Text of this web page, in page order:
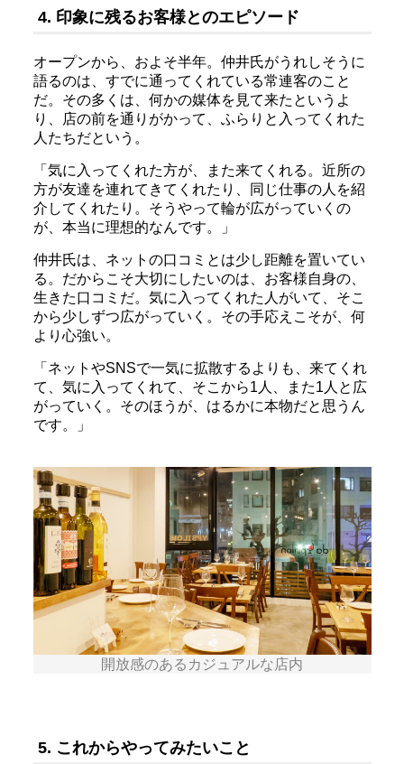
4. 印象に残るお客様とのエピソード
オープンから、およそ半年。仲井氏がうれしそうに
語るのは、すでに通ってくれている常連客のこと
だ。その多くは、何かの媒体を見て来たというよ
り、店の前を通りがかって、ふらりと入ってくれた
人たちだという。
「気に入ってくれた方が、また来てくれる。近所の
方が友達を連れてきてくれたり、同じ仕事の人を紹
介してくれたり。そうやって輪が広がっていくの
が、本当に理想的なんです。」
仲井氏は、ネットの口コミとは少し距離を置いてい
る。だからこそ大切にしたいのは、お客様自身の、
生きた口コミだ。気に入ってくれた人がいて、そこ
から少しずつ広がっていく。その手応えこそが、何
より心強い。
「ネットやSNSで一気に拡散するよりも、来てくれ
て、気に入ってくれて、そこから1人、また1人と広
がっていく。そのほうが、はるかに本物だと思うん
です。」
開放感のあるカジュアルな店内
5. これからやってみたいこと